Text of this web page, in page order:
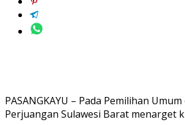
PASANGKAYU – Pada Pemilihan
Perjuangan Sulawesi Barat menarget